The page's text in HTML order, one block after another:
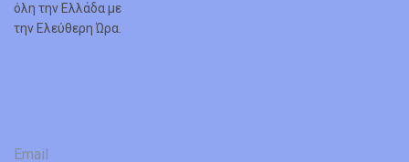
όλη την Ελλάδα με
την Ελεύθερη Ώρα.
Email